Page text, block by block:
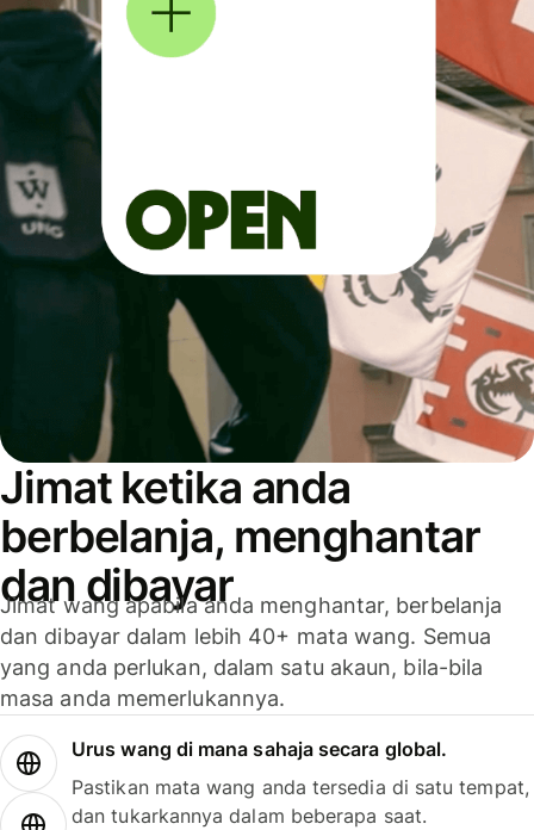
Jimat ketika anda
berbelanja, menghantar
dan dibayar
Jimat wang apabila anda menghantar, berbelanja
dan dibayar dalam lebih 40+ mata wang. Semua
yang anda perlukan, dalam satu akaun, bila-bila
masa anda memerlukannya.
Urus wang di mana sahaja secara global.
Pastikan mata wang anda tersedia di satu tempat,
dan tukarkannya dalam beberapa saat.